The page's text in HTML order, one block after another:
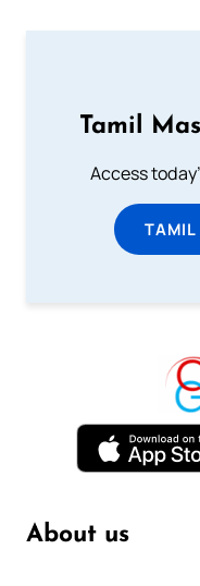
Tamil
Access
TAMIL
About us